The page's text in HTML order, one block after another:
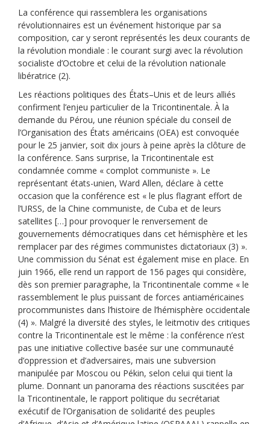
La conférence qui rassemblera les organisations
révolutionnaires est un événement historique par sa
composition, car y seront représentés les deux courants de
la révolution mondiale : le courant surgi avec la révolution
socialiste d’Octobre et celui de la révolution nationale
libératrice (2).
Les réactions politiques des États–Unis et de leurs alliés
confirment l’enjeu particulier de la Tricontinentale. À la
demande du Pérou, une réunion spéciale du conseil de
l’Organisation des États américains (OEA) est convoquée
pour le 25 janvier, soit dix jours à peine après la clôture de
la conférence. Sans surprise, la Tricontinentale est
condamnée comme « complot communiste ». Le
représentant états-unien, Ward Allen, déclare à cette
occasion que la conférence est « le plus flagrant effort de
l’URSS, de la Chine communiste, de Cuba et de leurs
satellites […] pour provoquer le renversement de
gouvernements démocratiques dans cet hémisphère et les
remplacer par des régimes communistes dictatoriaux (3) ».
Une commission du Sénat est également mise en place. En
juin 1966, elle rend un rapport de 156 pages qui considère,
dès son premier paragraphe, la Tricontinentale comme « le
rassemblement le plus puissant de forces antiaméricaines
procommunistes dans l’histoire de l’hémisphère occidentale
(4) ». Malgré la diversité des styles, le leitmotiv des critiques
contre la Tricontinentale est le même : la conférence n’est
pas une initiative collective basée sur une communauté
d’oppression et d’adversaires, mais une subversion
manipulée par Moscou ou Pékin, selon celui qui tient la
plume. Donnant un panorama des réactions suscitées par
la Tricontinentale, le rapport politique du secrétariat
exécutif de l’Organisation de solidarité des peuples